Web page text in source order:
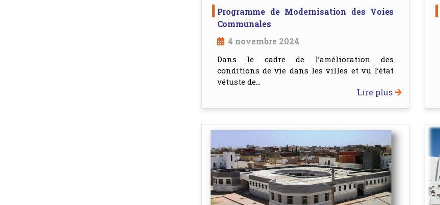
Programme de Modernisation des Voies
Communales
4 novembre 2024
Dans le cadre de l’amélioration des
conditions de vie dans les villes et vu l’état
vétuste de...
Lire plus